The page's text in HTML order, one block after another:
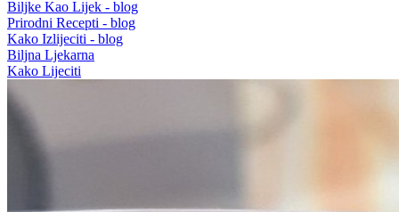
Biljke Kao Lijek - blog
Prirodni Recepti - blog
Kako Izlijeciti - blog
Biljna Ljekarna
Kako Lijeciti